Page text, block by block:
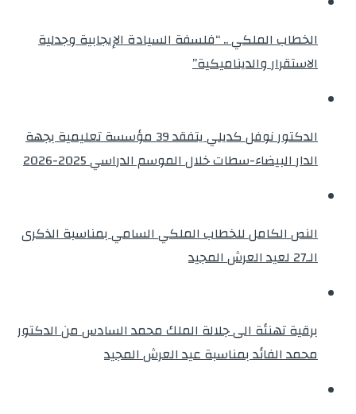
الخطاب الملكي .. “فلسفة السيادة الإيجابية وجدلية
الاستقرار والديناميكية”
الدكتور نوفل كديلي يتفقد 39 مؤسسة تعليمية بجهة
الدار البيضاء-سطات خلال الموسم الدراسي 2025-2026
النص الكامل للخطاب الملكي السامي بمناسبة الذكرى
الـ27 لعيد العرش المجيد
برقية تهنئة الى جلالة الملك محمد السادس من الدكتور
محمد الفائد بمناسبة عيد العرش المجيد